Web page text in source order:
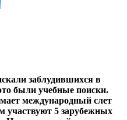
заблудившихся в
были учебные поиски.
международный слет
участвуют 5 зарубежных